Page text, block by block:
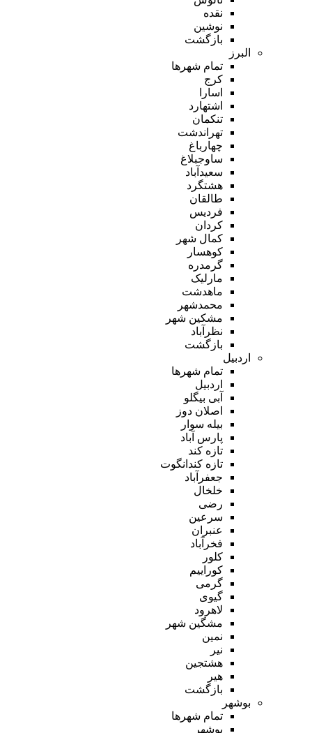
نقده
نوشین
بازگشت
البرز
تمام شهر‌ها
کرج
اسارا
اشتهارد
تنکمان
تهراندشت
چهارباغ
ساوجبلاغ
سعیدآباد
هشتگرد
طالقان
فردیس
کردان
کمال شهر
کوهسار
گرمدره
مارلیک
ماهدشت
محمدشهر
مشکین شهر
نظرآباد
بازگشت
اردبیل
تمام شهر‌ها
اردبیل
آبی بیگلو
اصلان دوز
بیله سوار
پارس آباد
تازه کند
تازه کندانگوت
جعفرآباد
خلخال
رضی
سرعین
عنبران
فخرآباد
کلور
کوراییم
گرمی
گیوی
لاهرود
مشگین شهر
نمین
نیر
هشتجین
هیر
بازگشت
بوشهر
تمام شهر‌ها
بوشهر